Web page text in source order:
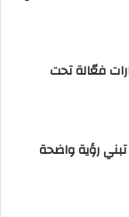
فعّالة تحت
رؤية واضحة